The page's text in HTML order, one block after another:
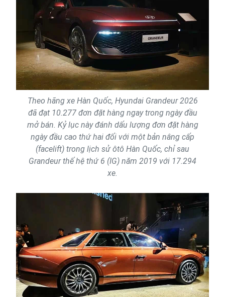
Theo hãng xe Hàn Quốc, Hyundai Grandeur 2026
đã đạt 10.277 đơn đặt hàng ngay trong ngày đầu
mở bán. Kỷ lục này đánh dấu lượng đơn đặt hàng
ngày đầu cao thứ hai đối với một bản nâng cấp
(facelift) trong lịch sử ôtô Hàn Quốc, chỉ sau
Grandeur thế hệ thứ 6 (IG) năm 2019 với 17.294
xe.